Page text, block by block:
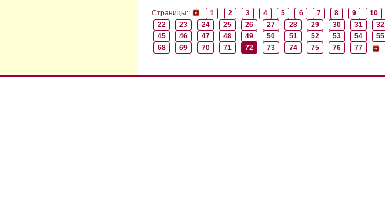
Страницы: 1 2 3 4 5 6 7 8 9 10
22
23 24 25 26 27 28 29 30 31 32
45
46 47 48 49 50 51 52 53 54 55
68
69 70 71 72 73 74 75 76 77